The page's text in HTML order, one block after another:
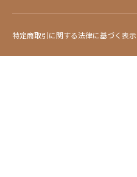
特定商取引に関する法律に基づく表示